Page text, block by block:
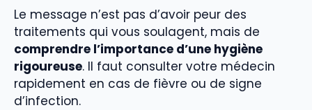
Le message n’est pas d’avoir peur des
traitements qui vous soulagent, mais de
comprendre l’importance d’une hygiène
rigoureuse. Il faut consulter votre médecin
rapidement en cas de fièvre ou de signe
d’infection.